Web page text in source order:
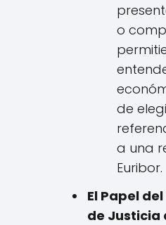
o
de
a una
Euribor.
El Papel del
de Justicia